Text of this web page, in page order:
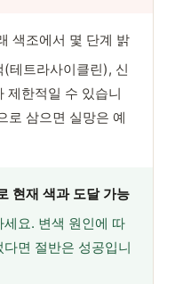
색조에서 몇 단계 밝
테트라사이클린), 신
제한적일 수 있습니
로 삼으면 실망은 예
현재 색과 도달 가능
요. 변색 원인에 따
면 절반은 성공입니